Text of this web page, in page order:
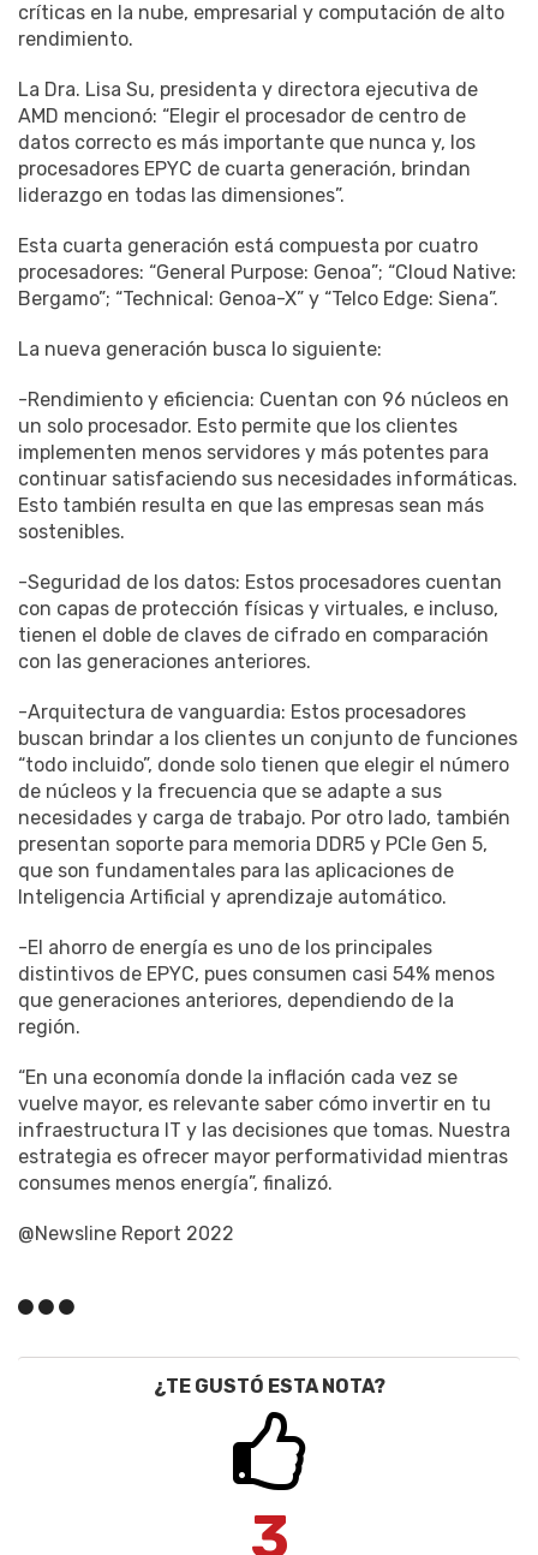
críticas en la nube, empresarial y computación de alto
rendimiento.
La Dra. Lisa Su, presidenta y directora ejecutiva de
AMD mencionó: “Elegir el procesador de centro de
datos correcto es más importante que nunca y, los
procesadores EPYC de cuarta generación, brindan
liderazgo en todas las dimensiones”.
Esta cuarta generación está compuesta por cuatro
procesadores: “General Purpose: Genoa”; “Cloud Native:
Bergamo”; “Technical: Genoa-X” y “Telco Edge: Siena”.
La nueva generación busca lo siguiente:
-Rendimiento y eficiencia: Cuentan con 96 núcleos en
un solo procesador. Esto permite que los clientes
implementen menos servidores y más potentes para
continuar satisfaciendo sus necesidades informáticas.
Esto también resulta en que las empresas sean más
sostenibles.
-Seguridad de los datos: Estos procesadores cuentan
con capas de protección físicas y virtuales, e incluso,
tienen el doble de claves de cifrado en comparación
con las generaciones anteriores.
-Arquitectura de vanguardia: Estos procesadores
buscan brindar a los clientes un conjunto de funciones
“todo incluido”, donde solo tienen que elegir el número
de núcleos y la frecuencia que se adapte a sus
necesidades y carga de trabajo. Por otro lado, también
presentan soporte para memoria DDR5 y PCIe Gen 5,
que son fundamentales para las aplicaciones de
Inteligencia Artificial y aprendizaje automático.
-El ahorro de energía es uno de los principales
distintivos de EPYC, pues consumen casi 54% menos
que generaciones anteriores, dependiendo de la
región.
“En una economía donde la inflación cada vez se
vuelve mayor, es relevante saber cómo invertir en tu
infraestructura IT y las decisiones que tomas. Nuestra
estrategia es ofrecer mayor performatividad mientras
consumes menos energía”, finalizó.
@Newsline Report 2022
¿TE GUSTÓ ESTA NOTA?
3